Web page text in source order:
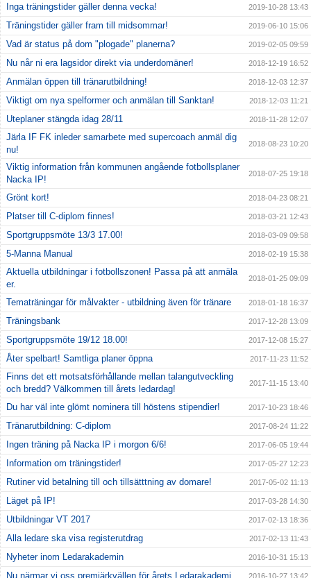
Inga träningstider gäller denna vecka! 2019-10-28 13:43
Träningstider gäller fram till midsommar! 2019-06-10 15:06
Vad är status på dom "plogade" planerna? 2019-02-05 09:59
Nu når ni era lagsidor direkt via underdomäner! 2018-12-19 16:52
Anmälan öppen till tränarutbildning! 2018-12-03 12:37
Viktigt om nya spelformer och anmälan till Sanktan! 2018-12-03 11:21
Uteplaner stängda idag 28/11 2018-11-28 12:07
Järla IF FK inleder samarbete med supercoach anmäl dig
nu!
2018-08-23 10:20
Viktig information från kommunen angående fotbollsplaner
Nacka IP!
2018-07-25 19:18
Grönt kort! 2018-04-23 08:21
Platser till C-diplom finnes! 2018-03-21 12:43
Sportgruppsmöte 13/3 17.00! 2018-03-09 09:58
5-Manna Manual 2018-02-19 15:38
Aktuella utbildningar i fotbollszonen! Passa på att anmäla
er.
2018-01-25 09:09
Tematräningar för målvakter - utbildning även för tränare 2018-01-18 16:37
Träningsbank 2017-12-28 13:09
Sportgruppsmöte 19/12 18.00! 2017-12-08 15:27
Åter spelbart! Samtliga planer öppna 2017-11-23 11:52
Finns det ett motsatsförhållande mellan talangutveckling
och bredd? Välkommen till årets ledardag!
2017-11-15 13:40
Du har väl inte glömt nominera till höstens stipendier! 2017-10-23 18:46
Tränarutbildning: C-diplom 2017-08-24 11:22
Ingen träning på Nacka IP i morgon 6/6! 2017-06-05 19:44
Information om träningstider! 2017-05-27 12:23
Rutiner vid betalning till och tillsätttning av domare! 2017-05-02 11:13
Läget på IP! 2017-03-28 14:30
Utbildningar VT 2017 2017-02-13 18:36
Alla ledare ska visa registerutdrag 2017-02-13 11:43
Nyheter inom Ledarakademin 2016-10-31 15:13
Nu närmar vi oss premiärkvällen för årets Ledarakademi 2016-10-27 13:42